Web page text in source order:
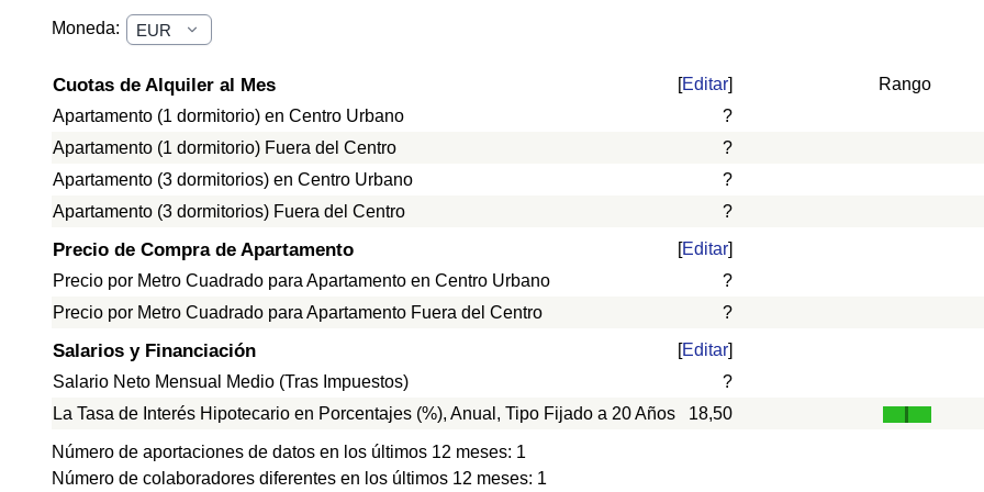
Moneda:
Cuotas de Alquiler al Mes [Editar]
Rango
Apartamento (1 dormitorio) en Centro Urbano
?
Apartamento (1 dormitorio) Fuera del Centro
?
Apartamento (3 dormitorios) en Centro Urbano
?
Apartamento (3 dormitorios) Fuera del Centro
?
Precio de Compra de Apartamento [Editar]
Precio por Metro Cuadrado para Apartamento en Centro Urbano
?
Precio por Metro Cuadrado para Apartamento Fuera del Centro
?
Salarios y Financiación [Editar]
Salario Neto Mensual Medio (Tras Impuestos)
?
La Tasa de Interés Hipotecario en Porcentajes (%), Anual, Tipo Fijado a 20 Años
18,50
Número de aportaciones de datos en los últimos 12 meses: 1
Número de colaboradores diferentes en los últimos 12 meses: 1